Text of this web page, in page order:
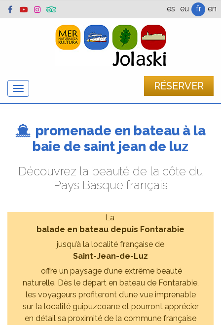
es eu fr en
RÉSERVER
Afficher
/
la
navigationpromenade en bateau à la
baie de saint jean de luz
Découvrez la beauté de la côte du
Pays Basque français
La
balade en bateau depuis Fontarabie
jusqu’à la localité française de
Saint-Jean-de-Luz
offre un paysage d’une extrême beauté
naturelle. Dès le départ en bateau de Fontarabie,
les voyageurs profiteront d’une vue imprenable
sur la localité guipuzcoane et pourront apprécier
en détail sa proximité de la commune française